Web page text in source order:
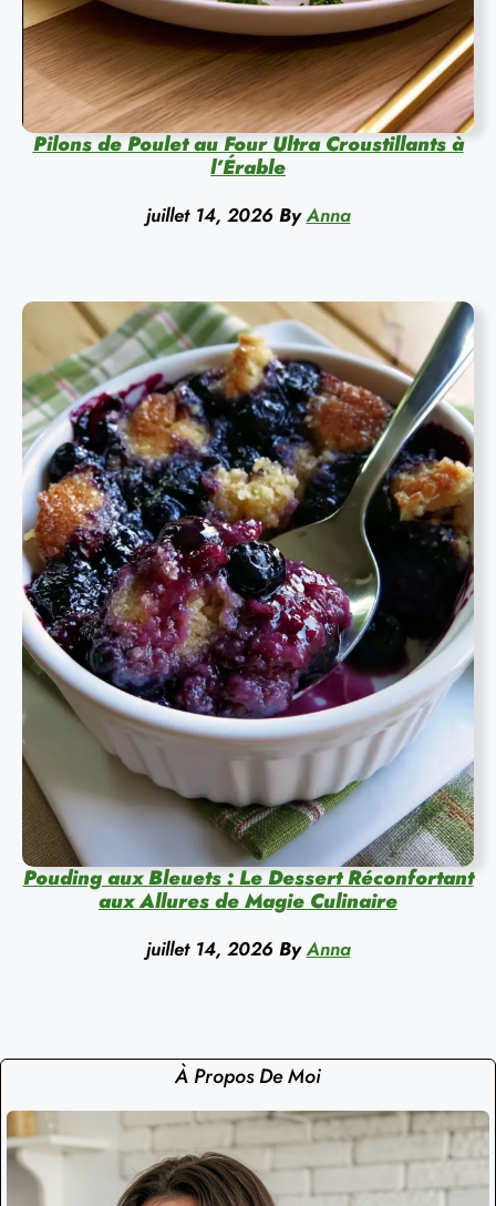
Pilons de Poulet au Four Ultra Croustillants à
l’Érable
juillet 14, 2026 By Anna
Pouding aux Bleuets : Le Dessert Réconfortant
aux Allures de Magie Culinaire
juillet 14, 2026 By Anna
À Propos De Moi